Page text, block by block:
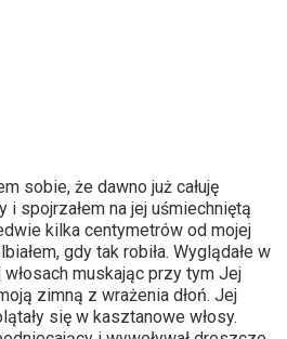
sobie, że dawno już całuję
spojrzałem na jej uśmiechniętą
kilka centymetrów od mojej
gdy tak robiła. Wyglądałe w
muskając przy tym Jej
zimną z wrażenia dłoń. Jej
się w kasztanowe włosy.